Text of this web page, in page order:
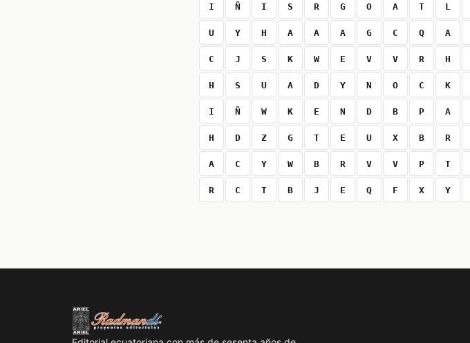
I Ñ I S R G O A T L
U Y H A A A G C Q A
C J S K W E V V R H
H S U A D Y N O C K
I Ñ W K E N D B P A
H D Z G T E U X B R
A C Y W B R V V P T
R C T B J E Q F X Y